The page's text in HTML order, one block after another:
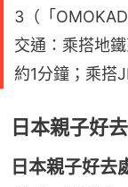
3（「
交通：乘搭地
約1分鐘；乘搭
日本親子好
日本親子好去